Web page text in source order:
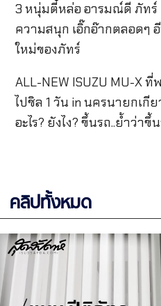
3 หนุ่มตี๋หล่อ อารมณ์ดี ภัทร์
ความสนุก เอิ๊กอ๊ากตลอดๆ
ใหม่ของภัทร์
ALL-NEW ISUZU MU-X
ไปชิล 1 วัน in นครนายกเกี
อะไร? ยังไง? ขึ้นรถ..ย้ำว่าขึ้
คลิปทั้งหมด